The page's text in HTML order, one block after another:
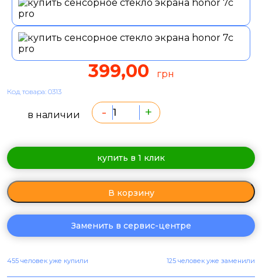
399,00 грн
Код товара: 0313
в наличии - +
купить в 1 клик
В корзину
Заменить в сервис-центре
455 человек уже купили 125 человек уже заменили